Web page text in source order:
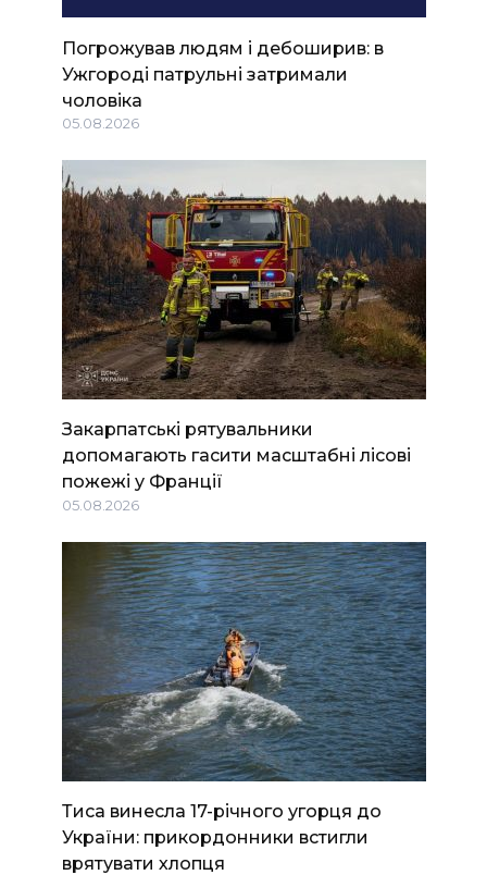
Погрожував людям і дебоширив: в
Ужгороді патрульні затримали
чоловіка
05.08.2026
Закарпатські рятувальники
допомагають гасити масштабні лісові
пожежі у Франції
05.08.2026
Тиса винесла 17-річного угорця до
України: прикордонники встигли
врятувати хлопця